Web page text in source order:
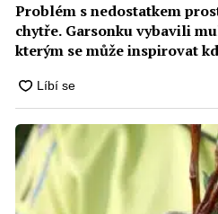
Problém s nedostatkem
chytře. Garsonku vybavili
kterým se může inspirovat